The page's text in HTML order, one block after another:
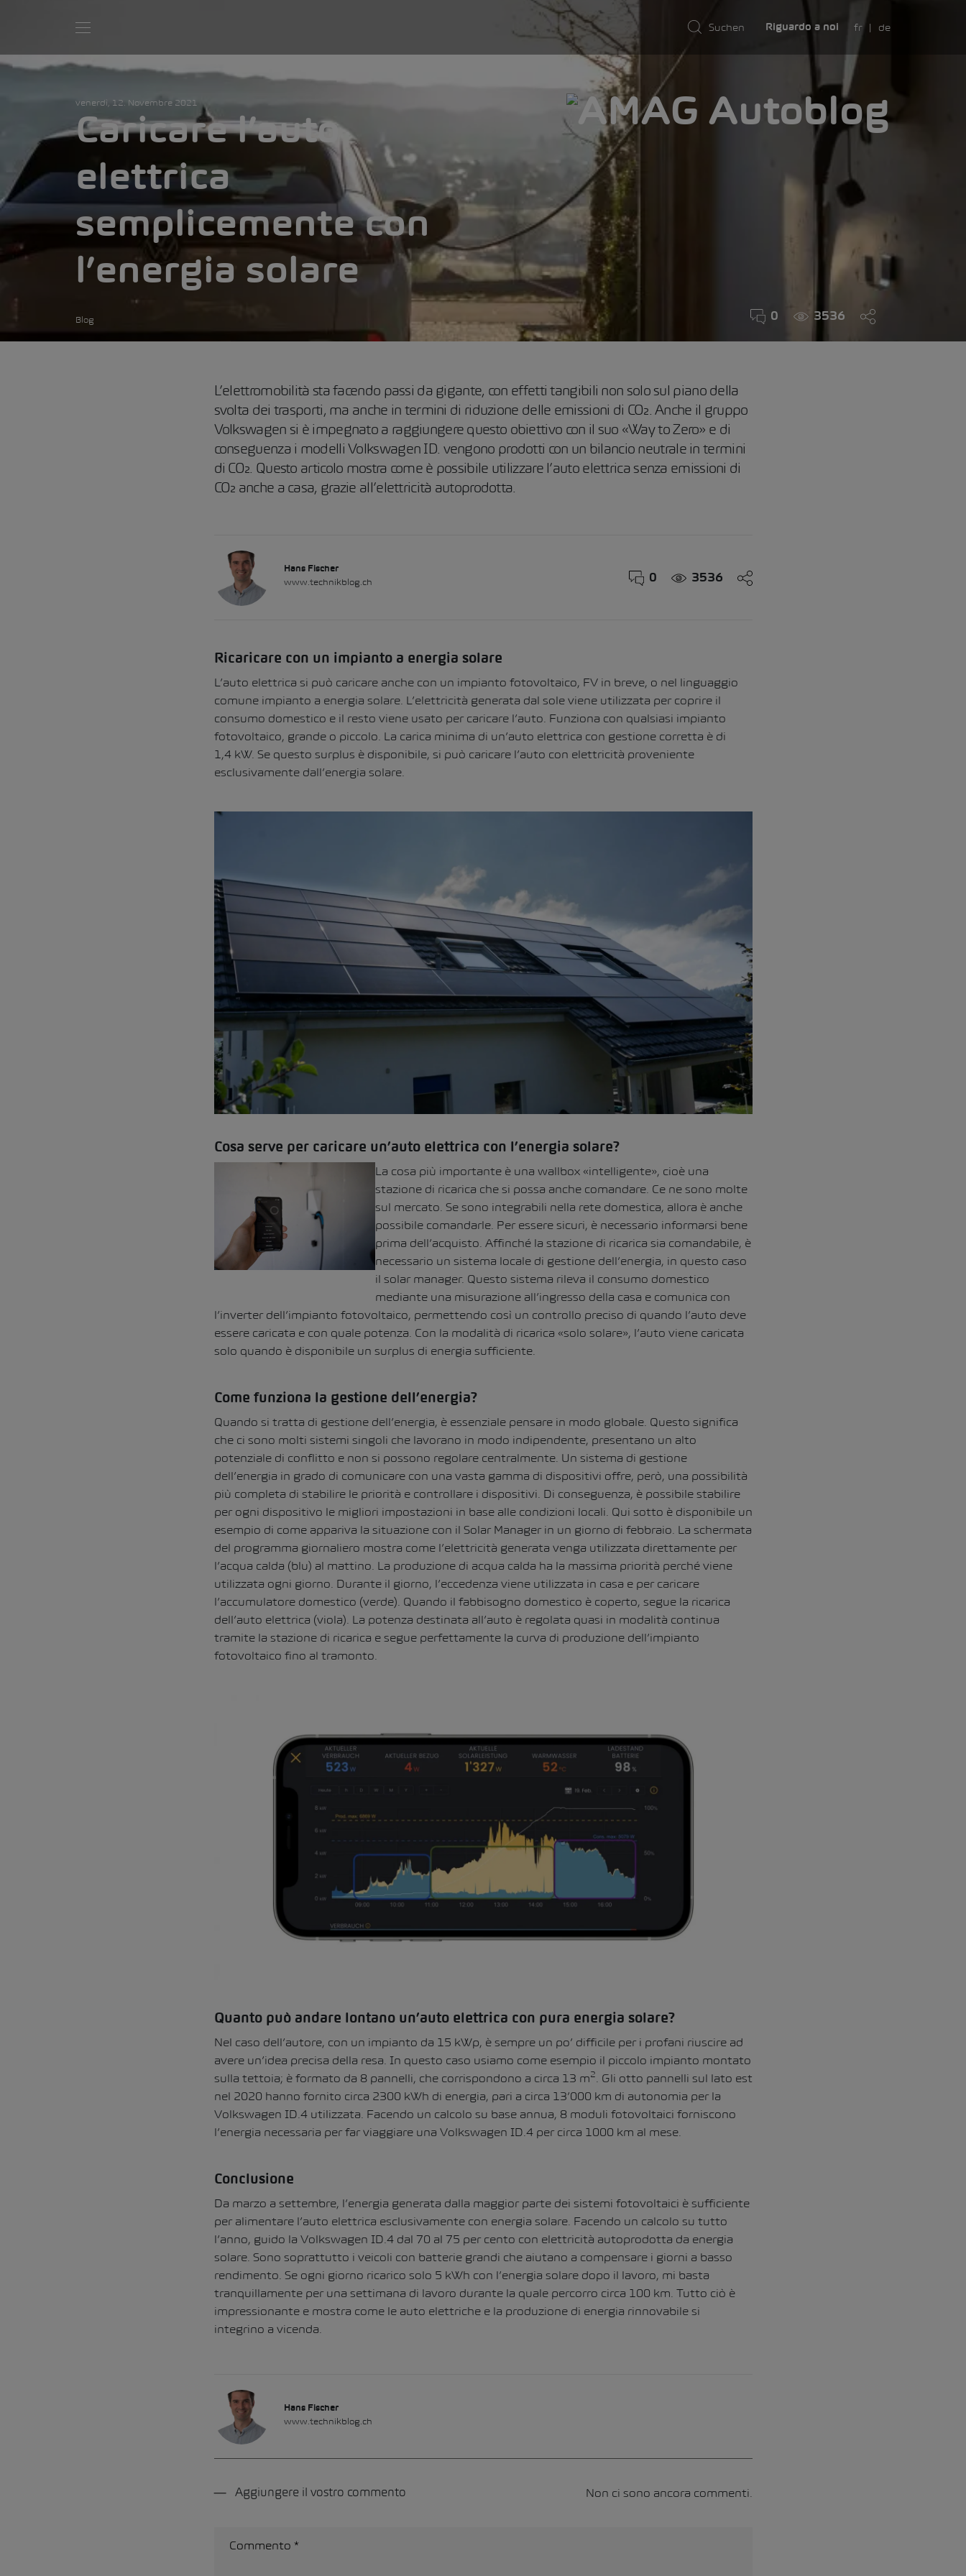
Riguardo a noi fr de
venerdì, 12. Novembre 2021
Caricare l’auto
elettrica
semplicemente con
l’energia solare
Blog 0 3536
L’elettromobilità sta facendo passi da gigante, con effetti tangibili non solo sul piano della
svolta dei trasporti, ma anche in termini di riduzione delle emissioni di CO₂. Anche il gruppo
Volkswagen si è impegnato a raggiungere questo obiettivo con il suo «Way to Zero» e di
conseguenza i modelli Volkswagen ID. vengono prodotti con un bilancio neutrale in termini
di CO₂. Questo articolo mostra come è possibile utilizzare l’auto elettrica senza emissioni di
CO₂ anche a casa, grazie all’elettricità autoprodotta.
Hans Fischer
www.technikblog.ch 0 3536
Ricaricare con un impianto a energia solare
L’auto elettrica si può caricare anche con un impianto fotovoltaico, FV in breve, o nel linguaggio
comune impianto a energia solare. L’elettricità generata dal sole viene utilizzata per coprire il
consumo domestico e il resto viene usato per caricare l’auto. Funziona con qualsiasi impianto
fotovoltaico, grande o piccolo. La carica minima di un’auto elettrica con gestione corretta è di
1,4 kW. Se questo surplus è disponibile, si può caricare l’auto con elettricità proveniente
esclusivamente dall’energia solare.
Cosa serve per caricare un’auto elettrica con l’energia solare?
La cosa più importante è una wallbox «intelligente», cioè una
stazione di ricarica che si possa anche comandare. Ce ne sono molte
sul mercato. Se sono integrabili nella rete domestica, allora è anche
possibile comandarle. Per essere sicuri, è necessario informarsi bene
prima dell’acquisto. Affinché la stazione di ricarica sia comandabile, è
necessario un sistema locale di gestione dell’energia, in questo caso
ilsolar manager. Questo sistema rileva il consumo domestico
mediante una misurazione all’ingresso della casa e comunica con
l’inverter dell’impianto fotovoltaico, permettendo così un controllo preciso di quando l’auto deve
essere caricata e con quale potenza. Con la modalità di ricarica «solo solare», l’auto viene caricata
solo quando è disponibile un surplus di energia sufficiente.
Come funziona la gestione dell’energia?
Quando si tratta di gestione dell’energia, è essenziale pensare in modo globale. Questo significa
che ci sono molti sistemi singoli che lavorano in modo indipendente, presentano un alto
potenziale di conflitto e non si possono regolare centralmente. Un sistema di gestione
dell’energia in grado di comunicare con una vasta gamma di dispositivi offre, però, una possibilità
più completa di stabilire le priorità e controllare i dispositivi. Di conseguenza, è possibile stabilire
per ogni dispositivo le migliori impostazioni in base alle condizioni locali. Qui sotto è disponibile un
esempio di come appariva la situazione con il Solar Manager in un giorno di febbraio. La schermata
del programma giornaliero mostra come l’elettricità generata venga utilizzata direttamente per
l’acqua calda (blu) al mattino. La produzione di acqua calda ha la massima priorità perché viene
utilizzata ogni giorno. Durante il giorno, l’eccedenza viene utilizzata in casa e per caricare
l’accumulatore domestico (verde). Quando il fabbisogno domestico è coperto, segue la ricarica
dell’auto elettrica (viola). La potenza destinata all’auto è regolata quasi in modalità continua
tramite la stazione di ricarica e segue perfettamente la curva di produzione dell’impianto
fotovoltaico fino al tramonto.
Quanto può andare lontano un’auto elettrica con pura energia solare?
Nel caso dell’autore, con un impianto da 15 kWp, è sempre un po’ difficile per i profani riuscire ad
avere un’idea precisa della resa. In questo caso usiamo come esempio il piccolo impianto montato
sulla tettoia; è formato da 8 pannelli, che corrispondono a circa 13 m2
. Gli otto pannelli sul lato est
nel 2020 hanno fornito circa 2300 kWh di energia, pari a circa 13’000 km di autonomia per la
Volkswagen ID.4 utilizzata. Facendo un calcolo su base annua, 8 moduli fotovoltaici forniscono
l’energia necessaria per far viaggiare una Volkswagen ID.4 per circa 1000 km al mese.
Conclusione
Da marzo a settembre, l’energia generata dalla maggior parte dei sistemi fotovoltaici è sufficiente
per alimentare l’auto elettrica esclusivamente con energia solare. Facendo un calcolo su tutto
l’anno, guido la Volkswagen ID.4 dal 70 al 75 per cento con elettricità autoprodotta da energia
solare. Sono soprattutto i veicoli con batterie grandi che aiutano a compensare i giorni a basso
rendimento. Se ogni giorno ricarico solo 5 kWh con l’energia solare dopo il lavoro, mi basta
tranquillamente per una settimana di lavoro durante la quale percorro circa 100 km. Tutto ciò è
impressionante e mostra come le auto elettriche e la produzione di energia rinnovabile si
integrino a vicenda.
Hans Fischer
www.technikblog.ch
Aggiungere il vostro commento Non ci sono ancora commenti.